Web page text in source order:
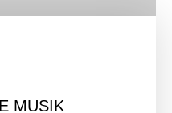
ständigen
einer starken
Flexibilität und
MUSIK